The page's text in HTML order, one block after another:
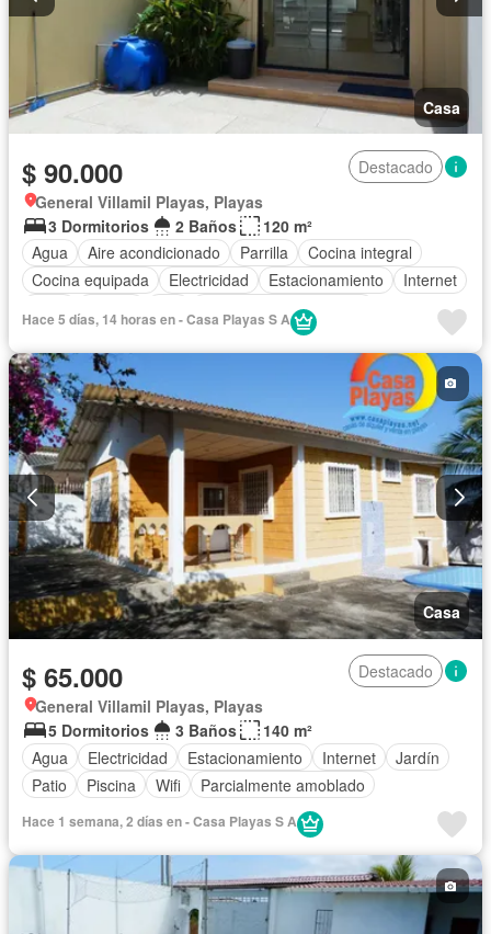
Casa
$ 90.000
Destacado
General Villamil Playas, Playas
3 Dormitorios
2 Baños
120 m²
Agua
Aire acondicionado Parrilla
Cocina integral
Cocina equipada
Electricidad Estacionamiento
Internet
Parcialmente amoblado
Hace 5 días, 14 horas en - Casa Playas S A
Casa
$ 65.000
Destacado
General Villamil Playas, Playas
5 Dormitorios
3 Baños
140 m²
Agua
Electricidad Estacionamiento Internet
Jardín
Patio
Piscina Wifi Parcialmente amoblado
Hace 1 semana, 2 días en - Casa Playas S A